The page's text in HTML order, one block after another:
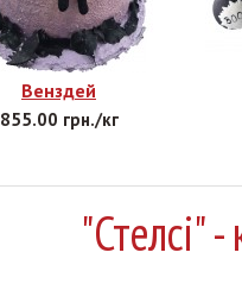
Венздей
855.00 грн./кг
"Стелсі"